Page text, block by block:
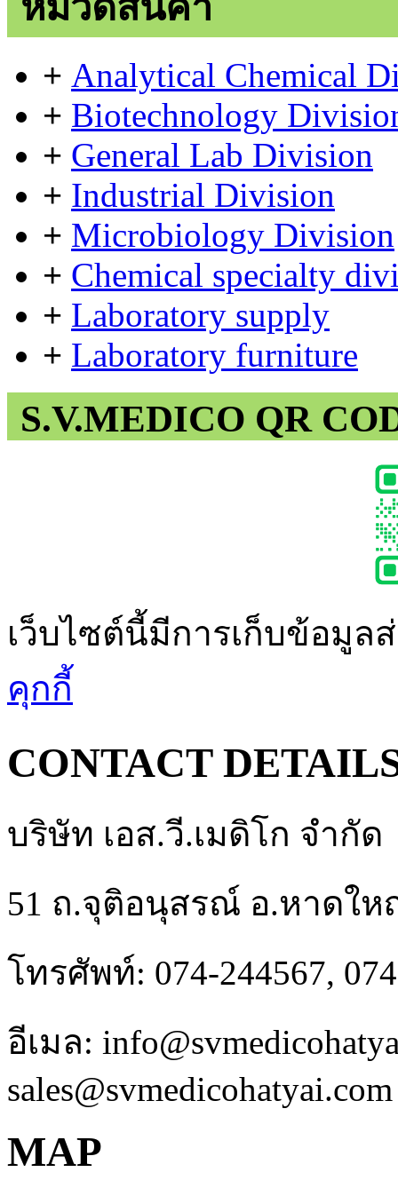
+ Analytical Chemical
+ Biotechnology
+ General Lab Division
+ Industrial Division
+ Microbiology Division
+ Chemical specialty
+ Laboratory supply
+ Laboratory furniture
S.V.MEDICO QR
เว็บไซต์นี้มีการเก็บข้อมู
คุกกี้
CONTACT
บริษัท เอส.วี.เมดิโก จำกัด
51 ถ.จุติอนุสรณ์ อ.หาดให
โทรศัพท์: 074-244567,
อีเมล:
MAP